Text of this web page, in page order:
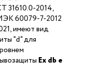
31610.0-2014,
60079-7-2012
имеют вид
"d" для
Ехdb е